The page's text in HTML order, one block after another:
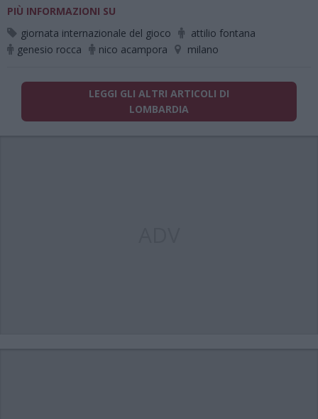
PIÙ INFORMAZIONI SU
giornata internazionale del gioco
attilio fontana
genesio rocca
nico acampora milano
LEGGI GLI ALTRI ARTICOLI DI
LOMBARDIA